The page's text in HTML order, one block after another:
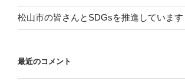
松山市の皆さんとSDGsを推進しています
最近のコメント